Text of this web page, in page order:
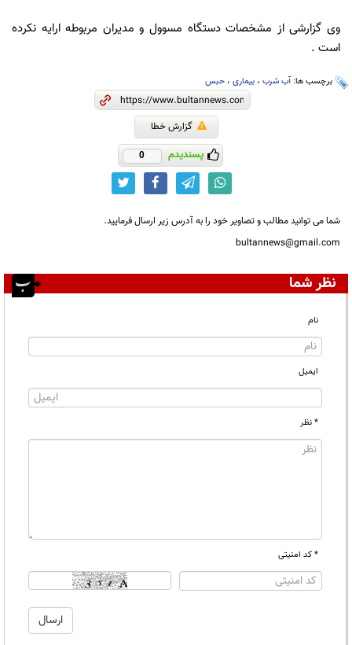
وی گزارشی از مشخصات دستگاه مسوول و مدیران مربوطه ارایه نکرده
است .
برچسب ها:آب شرب ، بیماری ، حبس
گزارش خطا
پسندیدم 0
شما می توانید مطالب و تصاویر خود را به آدرس زیر ارسال فرمایید.
bultannews@gmail.com
نظر شما
نام
ایمیل
* نظر
* کد امنیتی